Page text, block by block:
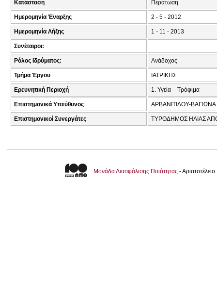
Κατάσταση Περάτωση
Ημερομηνία Έναρξης 2 - 5 - 2012
Ημερομηνία Λήξης 1 - 11 - 2013
Συνέταιροι:
Ρόλος Ιδρύματος: Ανάδοχος
Τμήμα Έργου ΙΑΤΡΙΚΗΣ
Ερευνητική Περιοχή 1. Υγεία – Τρόφιμα
Επιστημονικά Υπεύθυνος ΑΡΒΑΝΙΤΙΔΟΥ-
Επιστημονικοί Συνεργάτες ΤΥΡΟΔΗΜΟΣ ΗΛΙΑΣ
Μονάδα Διασφάλισης Ποιότητας -